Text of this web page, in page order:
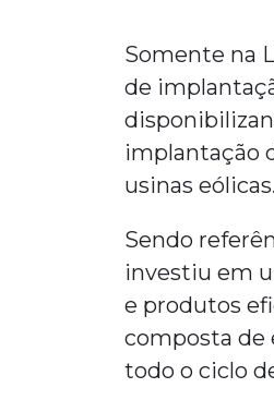
Somente na
de
implantação
usinas eólicas.
Sendo
investiu em
e produtos
composta de
todo o ciclo